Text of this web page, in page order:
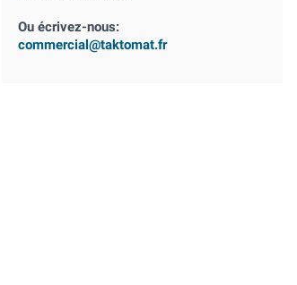
Ou écrivez-nous:
commercial@taktomat.fr